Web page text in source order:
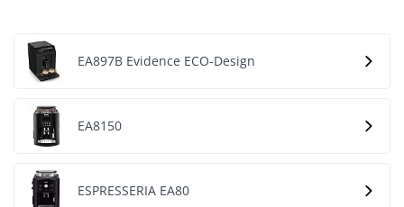
EA897B Evidence ECO-Design
EA8150
ESPRESSERIA EA80